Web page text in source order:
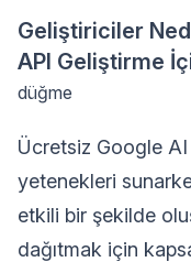
Geliştiriciler
API Geliştirme
düğme
Ücretsiz Google
yetenekleri
etkili bir şekilde
dağıtmak için